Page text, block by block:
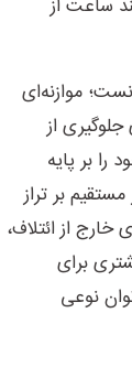
ساعت از
موازنه‌ای
از
بر پایه
بر تراز
خارج از ائتلاف،
برای
نوعی